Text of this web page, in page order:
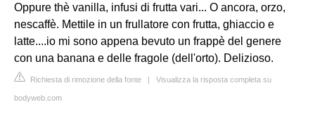
Oppure thè vanilla, infusi di frutta vari... O ancora, orzo,
nescaffè. Mettile in un frullatore con frutta, ghiaccio e
latte....io mi sono appena bevuto un frappè del genere
con una banana e delle fragole (dell'orto). Delizioso.
Richiesta di rimozione della fonte | Visualizza la risposta completa su
bodyweb.com